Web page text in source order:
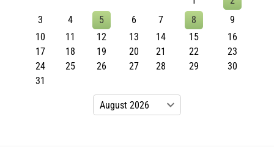
3
4 5 6 7 8
9
10
11 12 13 14 15
16
17
18 19 20 21 22
23
24
25 26 27 28 29
30
31